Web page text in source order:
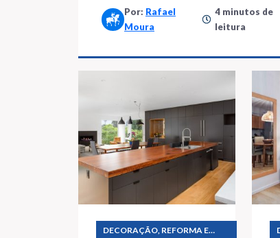
térmicoPor: Rafael
Moura
4 minutos de
leitura
DECORAÇÃO, REFORMA E